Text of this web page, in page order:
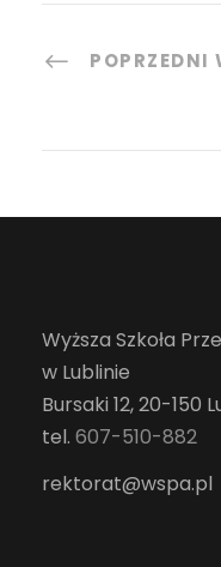
POPRZEDNI
Wyższa Szkoła
w Lublinie
Bursaki 12, 20-150
tel. 607-510-882
rektorat@wspa.pl